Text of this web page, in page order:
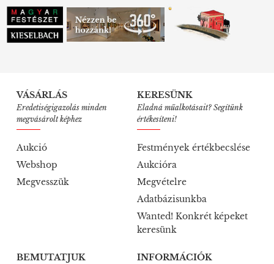
VÁSÁRLÁS
Eredetiségigazolás minden
megvásárolt képhez
Aukció
Webshop
Megvesszük
KERESÜNK
Eladná műalkotásait? Segítünk
értékesíteni!
Festmények értékbecslése
Aukcióra
Megvételre
Adatbázisunkba
Wanted! Konkrét képeket
keresünk
BEMUTATJUK INFORMÁCIÓK